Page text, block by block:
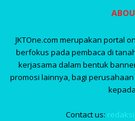
JKTOne.com merupakan portal
berfokus pada pembaca di
kerjasama dalam bentuk
promosi lainnya, bagi
Contact us: